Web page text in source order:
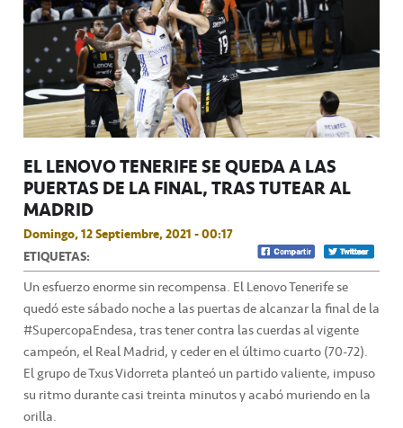
EL LENOVO TENERIFE SE QUEDA A LAS
PUERTAS DE LA FINAL, TRAS TUTEAR AL
MADRID
Domingo, 12 Septiembre, 2021 - 00:17
ETIQUETAS:
Un esfuerzo enorme sin recompensa. El Lenovo Tenerife se
quedó este sábado noche a las puertas de alcanzar la final de la
#SupercopaEndesa, tras tener contra las cuerdas al vigente
campeón, el Real Madrid, y ceder en el último cuarto (70-72).
El grupo de Txus Vidorreta planteó un partido valiente, impuso
su ritmo durante casi treinta minutos y acabó muriendo en la
orilla.